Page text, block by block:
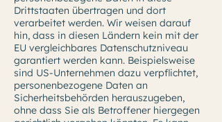
Drittstaaten übertragen und dort
verarbeitet werden. Wir weisen darauf
hin, dass in diesen Ländern kein mit der
EU vergleichbares Datenschutzniveau
garantiert werden kann. Beispielsweise
sind US-Unternehmen dazu verpflichtet,
personenbezogene Daten an
Sicherheitsbehörden herauszugeben,
ohne dass Sie als Betroffener hiergegen